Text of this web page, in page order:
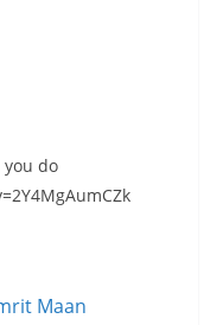
you do
Maan